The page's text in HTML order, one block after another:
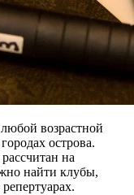
возрастной
острова.
на
найти клубы,